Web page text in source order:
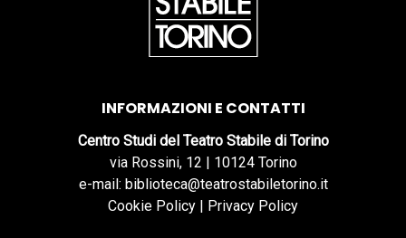
INFORMAZIONI E CONTATTI
Centro Studi del Teatro Stabile di Torino
via Rossini, 12 | 10124 Torino
e-mail: biblioteca@teatrostabiletorino.it
Cookie Policy | Privacy Policy